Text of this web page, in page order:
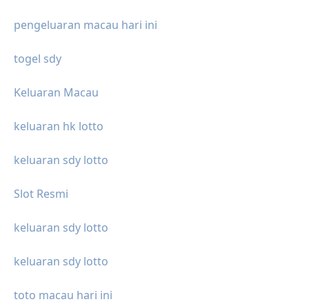
pengeluaran macau hari ini
togel sdy
Keluaran Macau
keluaran hk lotto
keluaran sdy lotto
Slot Resmi
keluaran sdy lotto
keluaran sdy lotto
toto macau hari ini